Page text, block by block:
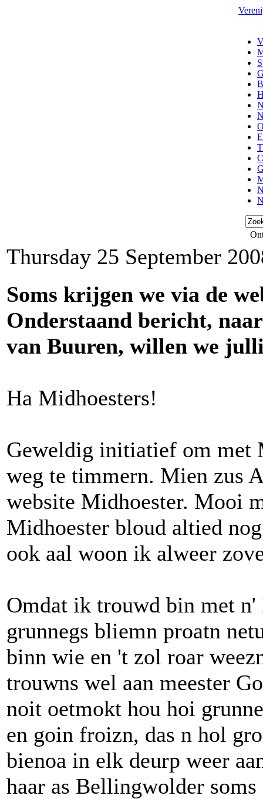
Thursday 25 September
Soms krijgen we via de
Onderstaand bericht,
van Buuren, willen we
Ha Midhoesters!
Geweldig initiatief om met
weg te timmern. Mien zus
website Midhoester. Mooi
Midhoester bloud altied
ook aal woon ik alweer
Omdat ik trouwd bin met
grunnegs bliemn proatn
binn wie en 't zol roar
trouwns wel aan meester
noit oetmokt hou hoi
en goin froizn, das n hol
bienoa in elk deurp weer
haar as Bellingwolder soms